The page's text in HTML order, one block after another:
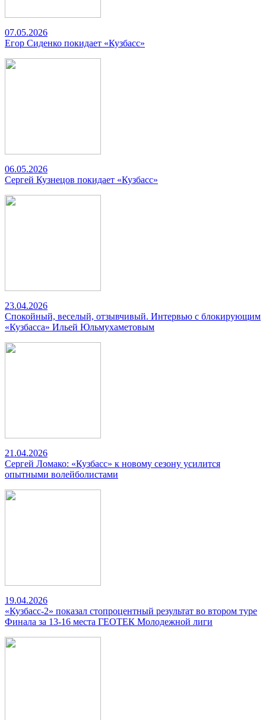
07.05.2026
Егор Сиденко покидает «Кузбасс»
06.05.2026
Сергей Кузнецов покидает «Кузбасс»
23.04.2026
Спокойный, веселый, отзывчивый. Интервью с блокирующим
«Кузбасса» Ильей Юльмухаметовым
21.04.2026
Сергей Ломако: «Кузбасс» к новому сезону усилится
опытными волейболистами
19.04.2026
«Кузбасс-2» показал стопроцентный результат во втором туре
Финала за 13-16 места ГЕОТЕК Молодежной лиги